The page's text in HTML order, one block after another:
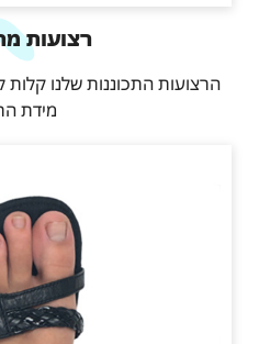
רצועות
הרצועות התכוננות שלנו
מידת